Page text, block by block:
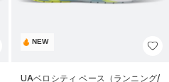
NEW
UAベロシティ ペース（ランニング/